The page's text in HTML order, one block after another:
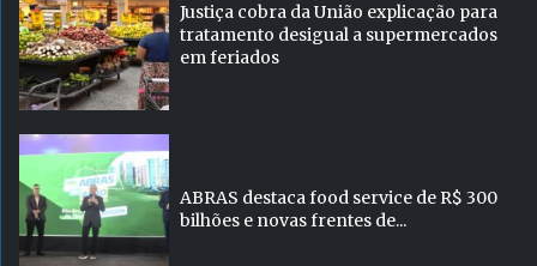
Justiça cobra da União explicação para
tratamento desigual a supermercados
em feriados
ABRAS destaca food service de R$ 300
bilhões e novas frentes de...